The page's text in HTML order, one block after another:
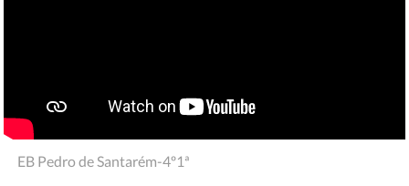
EB Pedro de Santarém-4º1ª